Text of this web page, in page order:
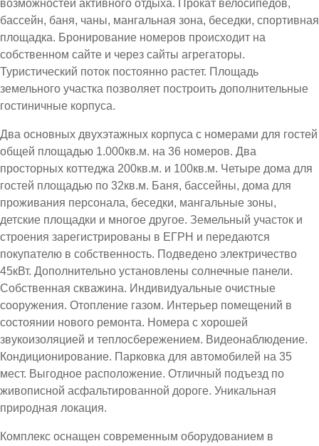
возможностей активного отдыха. Прокат велосипедов,
бассейн, баня, чаны, мангальная зона, беседки, спортивная
площадка. Бронирование номеров происходит на
собственном сайте и через сайты агрегаторы.
Туристический поток постоянно растет. Площадь
земельного участка позволяет построить дополнительные
гостиничные корпуса.
Два основных двухэтажных корпуса с номерами для гостей
общей площадью 1.000кв.м. на 36 номеров. Два
просторных коттеджа 200кв.м. и 100кв.м. Четыре дома для
гостей площадью по 32кв.м. Баня, бассейны, дома для
проживания персонала, беседки, мангальные зоны,
детские площадки и многое другое. Земельный участок и
строения зарегистрированы в ЕГРН и передаются
покупателю в собственность. Подведено электричество
45кВт. Дополнительно установлены солнечные панели.
Собственная скважина. Индивидуальные очистные
сооружения. Отопление газом. Интерьер помещений в
состоянии нового ремонта. Номера с хорошей
звукоизоляцией и теплосбережением. Видеонаблюдение.
Кондиционирование. Парковка для автомобилей на 35
мест. Выгодное расположение. Отличный подъезд по
живописной асфальтированной дороге. Уникальная
природная локация.
Комплекс оснащен современным оборудованием в